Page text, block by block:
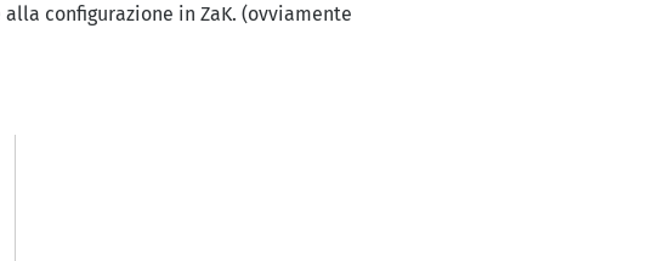
configurazione in ZaK. (ovviamente